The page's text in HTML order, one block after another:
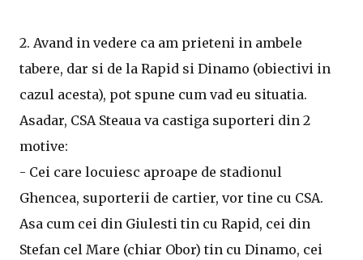
2. Avand in vedere ca am prieteni in ambele
tabere, dar si de la Rapid si Dinamo (obiectivi in
cazul acesta), pot spune cum vad eu situatia.
Asadar, CSA Steaua va castiga suporteri din 2
motive:
- Cei care locuiesc aproape de stadionul
Ghencea, suporterii de cartier, vor tine cu CSA.
Asa cum cei din Giulesti tin cu Rapid, cei din
Stefan cel Mare (chiar Obor) tin cu Dinamo, cei